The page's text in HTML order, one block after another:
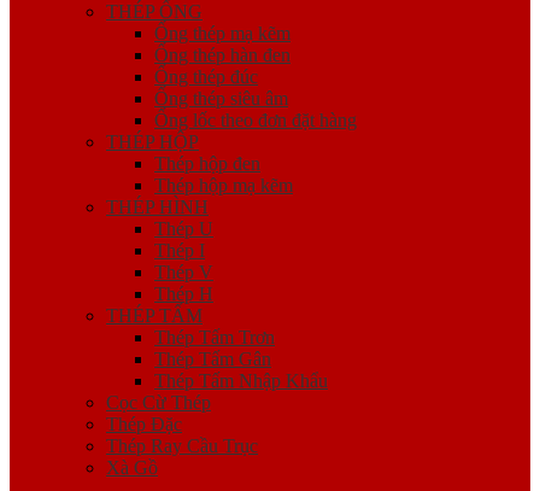
THÉP ỐNG
Ống thép mạ kẽm
Ống thép hàn đen
Ống thép đúc
Ống thép siêu âm
Ống lốc theo đơn đặt hàng
THÉP HỘP
Thép hộp đen
Thép hộp mạ kẽm
THÉP HÌNH
Thép U
Thép I
Thép V
Thép H
THÉP TẤM
Thép Tấm Trơn
Thép Tấm Gân
Thép Tấm Nhập Khẩu
Cọc Cừ Thép
Thép Đặc
Thép Ray Cầu Trục
Xà Gồ